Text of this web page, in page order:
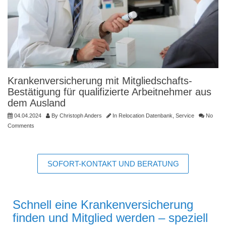
Krankenversicherung mit Mitgliedschafts-
Bestätigung für qualifizierte Arbeitnehmer aus
dem Ausland
04.04.2024 By Christoph Anders In Relocation Datenbank Service
No
Comments
SOFORT-KONTAKT UND BERATUNG
Schnell eine Krankenversicherung
finden und Mitglied werden – speziell